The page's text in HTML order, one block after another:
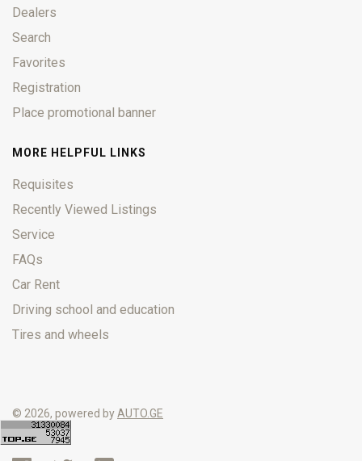
Dealers
Search
Favorites
Registration
Place promotional banner
MORE HELPFUL LINKS
Requisites
Recently Viewed Listings
Service
FAQs
Car Rent
Driving school and education
Tires and wheels
© 2026, powered byAUTO.GE